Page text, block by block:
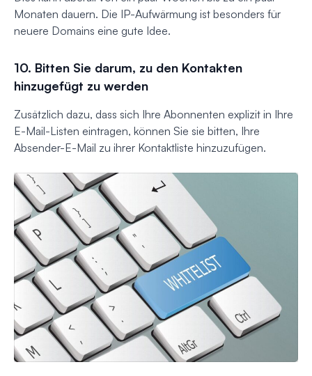
Monaten dauern. Die IP-Aufwärmung ist besonders für
neuere Domains eine gute Idee.
10. Bitten Sie darum, zu den Kontakten
hinzugefügt zu werden
Zusätzlich dazu, dass sich Ihre Abonnenten explizit in Ihre
E-Mail-Listen eintragen, können Sie sie bitten, Ihre
Absender-E-Mail zu ihrer Kontaktliste hinzuzufügen.